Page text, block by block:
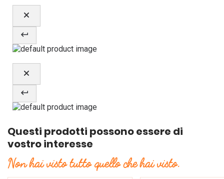
Questi prodotti possono essere di
vostro interesse
Non hai visto tutto quello che hai visto.